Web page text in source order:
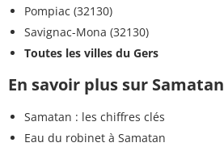
Pompiac (32130)
Savignac-Mona (32130)
Toutes les villes du Gers
En savoir plus sur Samatan
Samatan : les chiffres clés
Eau du robinet à Samatan